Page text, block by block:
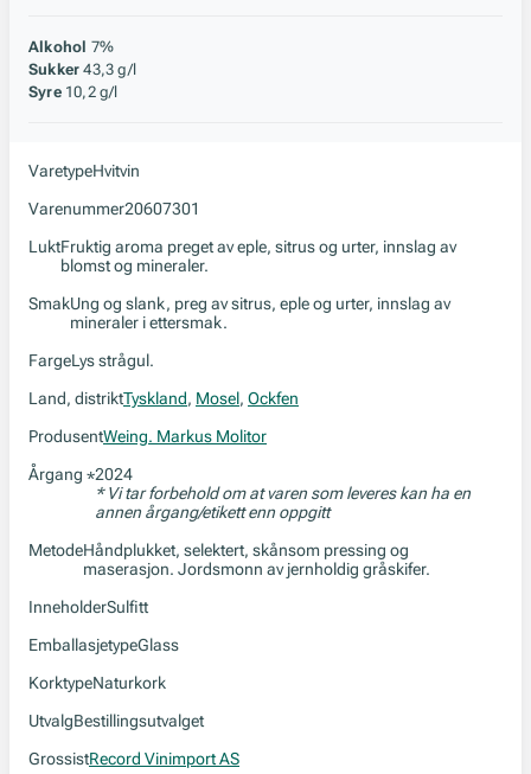
Alkohol 7%
Sukker 43,3 g/l
Syre 10,2 g/l
VaretypeHvitvin
Varenummer20607301
LuktFruktig aroma preget av eple, sitrus og urter, innslag av
blomst og mineraler.
SmakUng og slank, preg av sitrus, eple og urter, innslag av
mineraler i ettersmak.
FargeLys strågul.
Land, distriktTyskland, Mosel, Ockfen
ProdusentWeing. Markus Molitor
Årgang *2024
* Vi tar forbehold om at varen som leveres kan ha en
annen årgang/etikett enn oppgitt
MetodeHåndplukket, selektert, skånsom pressing og
maserasjon. Jordsmonn av jernholdig gråskifer.
InneholderSulfitt
EmballasjetypeGlass
KorktypeNaturkork
UtvalgBestillingsutvalget
GrossistRecord Vinimport AS